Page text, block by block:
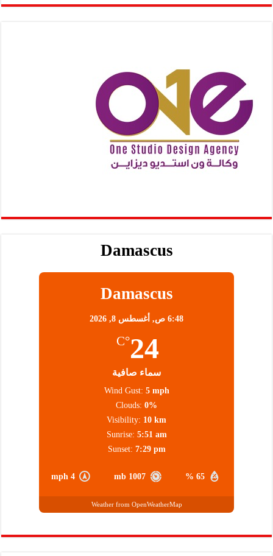
Damascus
Damascus
6:48 ص, أغسطس 8, 2026
24
°C
سماء صافية
65 %
1007 mb
4 mph
Wind Gust: 5 mph
Clouds: 0%
Visibility: 10 km
Sunrise: 5:51 am
Sunset: 7:29 pm
Weather from OpenWeatherMap